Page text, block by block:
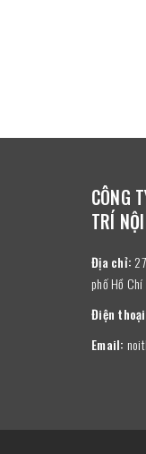
CÔNG
TRÍ
Địa chỉ:
phố Hồ
Điện
Email: